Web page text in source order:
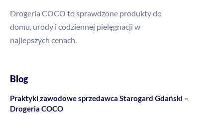
Drogeria COCO to sprawdzone produkty do
domu, urody i codziennej pielęgnacji w
najlepszych cenach.
Blog
Praktyki zawodowe sprzedawca Starogard Gdański –
Drogeria COCO